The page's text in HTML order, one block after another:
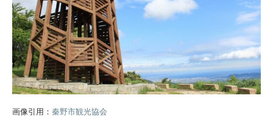
画像引用： 秦野市観光協会